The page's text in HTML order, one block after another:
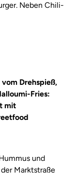
Neben Chili-
Drehspieß,
Fries:
mit
und
Marktstraße